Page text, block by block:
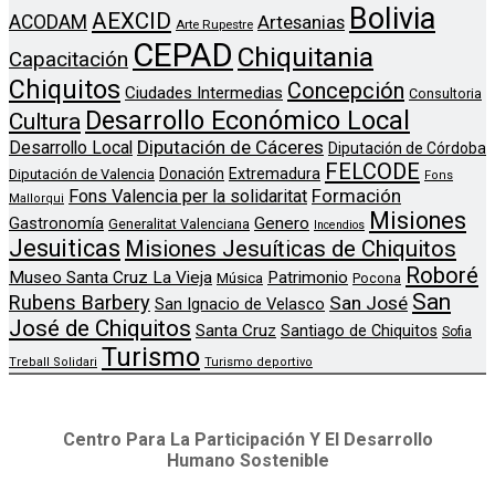
ACODAM AEXCID Arte Rupestre Artesanias Bolivia
Capacitación CEPAD Chiquitania
Chiquitos Ciudades Intermedias Concepción Consultoria
Cultura Desarrollo Económico Local
Desarrollo Local Diputación de Cáceres Diputación de Córdoba
Diputación de Valencia Donación Extremadura FELCODE Fons
Mallorqui
Fons Valencia per la solidaritat Formación
Gastronomía Generalitat Valenciana Genero Incendios
Misiones
Jesuiticas Misiones Jesuíticas de Chiquitos
Museo Santa Cruz La Vieja Música Patrimonio Pocona Roboré
Rubens Barbery San Ignacio de Velasco San José San
José de Chiquitos Santa Cruz Santiago de Chiquitos Sofia
Treball Solidari Turismo Turismo deportivo
Centro Para La Participación Y El Desarrollo
Humano Sostenible